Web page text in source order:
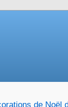
de Noël